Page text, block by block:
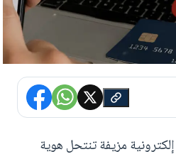
مزيفة تنتحل هوية